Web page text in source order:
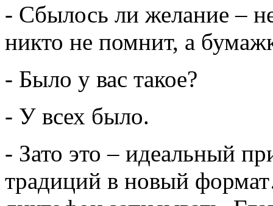
- Сбылось ли желание –
никто не помнит, а
- Было у вас такое?
- У всех было.
- Зато это – идеальный
традиций в новый